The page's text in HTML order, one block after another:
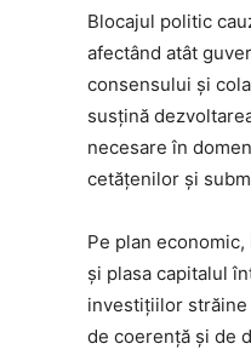
Blocajul politic
afectând atât
consensului și
susțină
necesare în
cetățenilor și
Pe plan
și plasa capitalul
investițiilor străine
de coerență și de